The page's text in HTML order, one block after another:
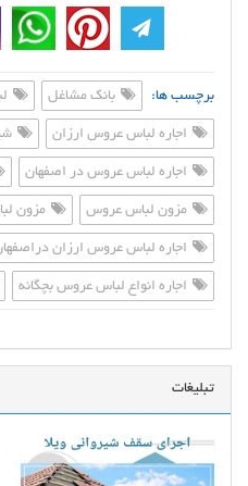
برچسب ها: بانک مشاغل
اجاره لباس عروس ارزان
اجاره لباس عروس در اصفهان
مزون لباس عروس مزون
اجاره لباس عروس ارزان
اجاره انواع لباس عروس بچگانه
تبلیغات